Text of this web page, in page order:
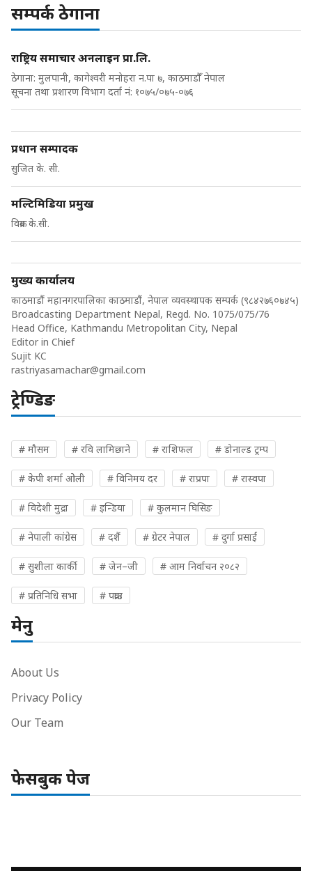
सम्पर्क ठेगाना
राष्ट्रिय समाचार अनलाइन प्रा.लि.
ठेगाना: मुलपानी, कागेश्वरी मनोहरा न.पा ७, काठमाडौँ नेपाल
सूचना तथा प्रशारण विभाग दर्ता नं: १०७५/०७५-०७६
प्रधान सम्पादक
सुजित के. सी.
मल्टिमिडिया प्रमुख
विक्रम के.सी.
मुख्य कार्यालय
काठमाडौं महानगरपालिका काठमाडौं, नेपाल व्यवस्थापक सम्पर्क (९८४२७६०७४५)
Broadcasting Department Nepal, Regd. No. 1075/075/76
Head Office, Kathmandu Metropolitan City, Nepal
Editor in Chief
Sujit KC
rastriyasamachar@gmail.com
ट्रेण्डिङ
# मौसम # रवि लामिछाने # राशिफल # डोनाल्ड ट्रम्प
# केपी शर्मा ओली # विनिमय दर # राप्रपा # रास्वपा
# विदेशी मुद्रा # इन्डिया # कुलमान घिसिङ
# नेपाली कांग्रेस # दशैं # ग्रेटर नेपाल # दुर्गा प्रसाईं
# सुशीला कार्की # जेन–जी # आम निर्वाचन २०८२
# प्रतिनिधि सभा # पक्राउ
मेनु
About Us
Privacy Policy
Our Team
फेसबुक पेज